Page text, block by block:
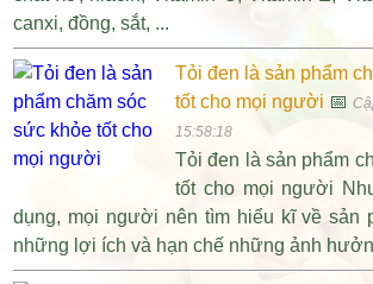
canxi, đồng, sắt, ...
Tỏi đen là sản phẩm
tốt cho mọi người 📅
15:58:18
Tỏi đen là sản phẩm
tốt cho mọi người
dụng, mọi người nên tìm hiểu kĩ về sản
những lợi ích và hạn chế những ảnh